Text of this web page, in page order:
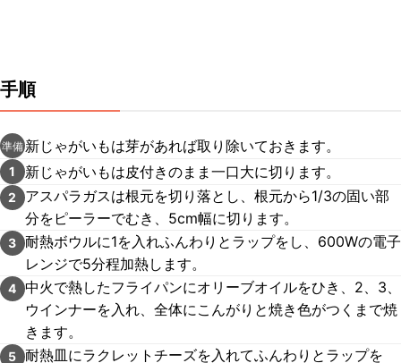
手順
準備 新じゃがいもは芽があれば取り除いておきます。
1 新じゃがいもは皮付きのまま一口大に切ります。
2
アスパラガスは根元を切り落とし、根元から1/3の固い部
分をピーラーでむき、5cm幅に切ります。
3 耐熱ボウルに1を入れふんわりとラップをし、600Wの電子
レンジで5分程加熱します。
4 中火で熱したフライパンにオリーブオイルをひき、2、3、
ウインナーを入れ、全体にこんがりと焼き色がつくまで焼
きます。
5 耐熱皿にラクレットチーズを入れてふんわりとラップを